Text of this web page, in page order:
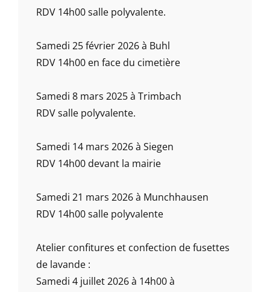
RDV 14h00 salle polyvalente.
Samedi 25 février 2026 à Buhl
RDV 14h00 en face du cimetière
Samedi 8 mars 2025 à Trimbach
RDV salle polyvalente.
Samedi 14 mars 2026 à Siegen
RDV 14h00 devant la mairie
Samedi 21 mars 2026 à Munchhausen
RDV 14h00 salle polyvalente
Atelier confitures et confection de fusettes
de lavande :
Samedi 4 juillet 2026 à 14h00 à